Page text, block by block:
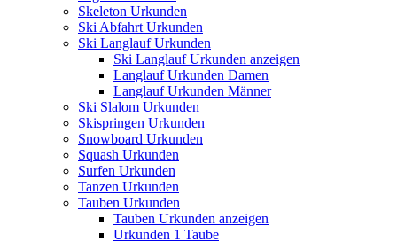
Skeleton Urkunden
Ski Abfahrt Urkunden
Ski Langlauf Urkunden
Ski Langlauf Urkunden anzeigen
Langlauf Urkunden Damen
Langlauf Urkunden Männer
Ski Slalom Urkunden
Skispringen Urkunden
Snowboard Urkunden
Squash Urkunden
Surfen Urkunden
Tanzen Urkunden
Tauben Urkunden
Tauben Urkunden anzeigen
Urkunden 1 Taube